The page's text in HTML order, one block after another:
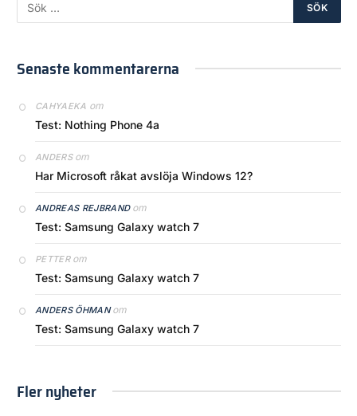
Senaste kommentarerna
CAHYAEKA om
Test: Nothing Phone 4a
ANDERSom
Har Microsoft råkat avslöja Windows 12?
ANDREAS REJBRANDom
Test: Samsung Galaxy watch 7
PETTERom
Test: Samsung Galaxy watch 7
ANDERS ÖHMANom
Test: Samsung Galaxy watch 7
Fler nyheter